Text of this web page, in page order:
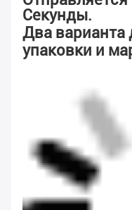
Секунды.
Два варианта
упаковки и